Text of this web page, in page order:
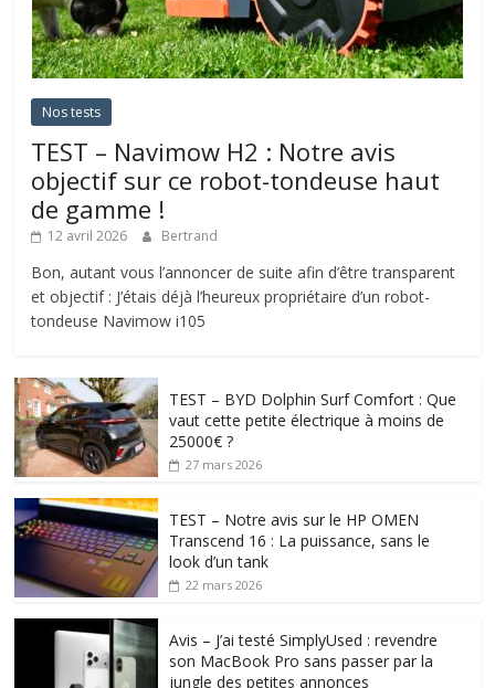
Nos tests
TEST – Navimow H2 : Notre avis
objectif sur ce robot-tondeuse haut
de gamme !
12 avril 2026 Bertrand
Bon, autant vous l’annoncer de suite afin d’être transparent
et objectif : J’étais déjà l’heureux propriétaire d’un robot-
tondeuse Navimow i105
TEST – BYD Dolphin Surf Comfort : Que
vaut cette petite électrique à moins de
25000€ ?
27 mars 2026
TEST – Notre avis sur le HP OMEN
Transcend 16 : La puissance, sans le
look d’un tank
22 mars 2026
Avis – J’ai testé SimplyUsed : revendre
son MacBook Pro sans passer par la
jungle des petites annonces